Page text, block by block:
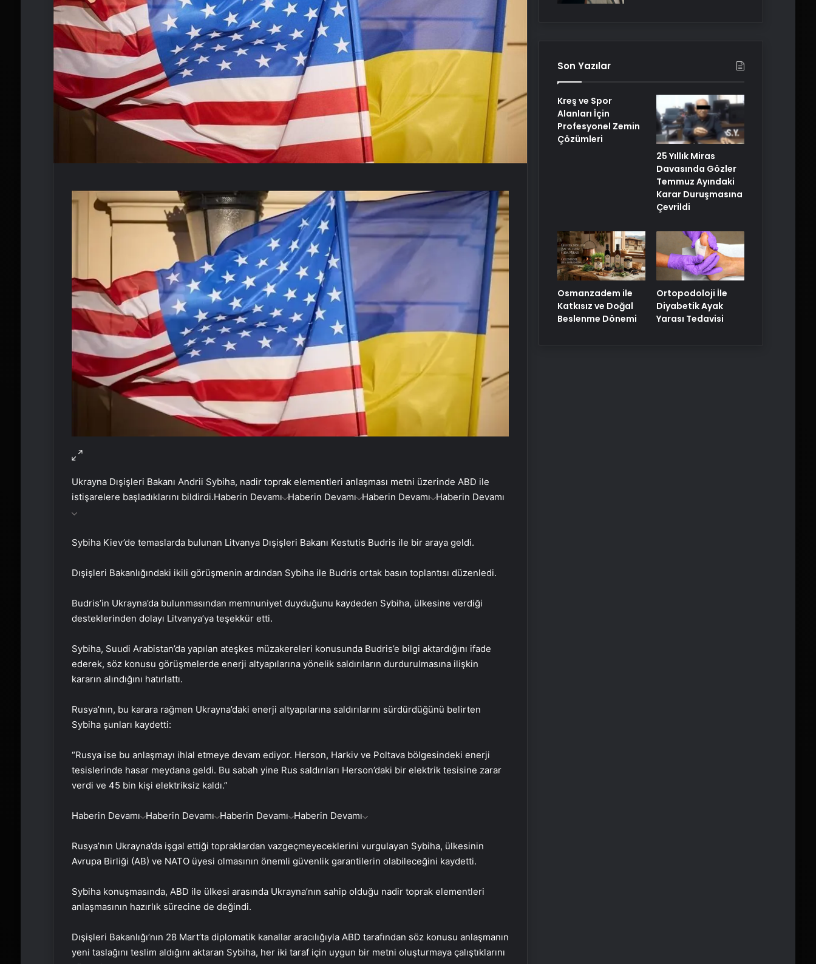
Ukrayna Dışişleri Bakanı Andrii Sybiha, nadir toprak elementleri anlaşması metni üzerinde ABD ile
istişarelere başladıklarını bildirdi.Haberin Devamı Haberin Devamı Haberin Devamı Haberin Devamı
Sybiha Kiev’de temaslarda bulunan Litvanya Dışişleri Bakanı Kestutis Budris ile bir araya geldi.
Dışişleri Bakanlığındaki ikili görüşmenin ardından Sybiha ile Budris ortak basın toplantısı düzenledi.
Budris’in Ukrayna’da bulunmasından memnuniyet duyduğunu kaydeden Sybiha, ülkesine verdiği
desteklerinden dolayı Litvanya’ya teşekkür etti.
Sybiha, Suudi Arabistan’da yapılan ateşkes müzakereleri konusunda Budris’e bilgi aktardığını ifade
ederek, söz konusu görüşmelerde enerji altyapılarına yönelik saldırıların durdurulmasına ilişkin
kararın alındığını hatırlattı.
Rusya’nın, bu karara rağmen Ukrayna’daki enerji altyapılarına saldırılarını sürdürdüğünü belirten
Sybiha şunları kaydetti:
“Rusya ise bu anlaşmayı ihlal etmeye devam ediyor. Herson, Harkiv ve Poltava bölgesindeki enerji
tesislerinde hasar meydana geldi. Bu sabah yine Rus saldırıları Herson’daki bir elektrik tesisine zarar
verdi ve 45 bin kişi elektriksiz kaldı.”
Haberin Devamı Haberin Devamı Haberin Devamı Haberin Devamı
Rusya’nın Ukrayna’da işgal ettiği topraklardan vazgeçmeyeceklerini vurgulayan Sybiha, ülkesinin
Avrupa Birliği (AB) ve NATO üyesi olmasının önemli güvenlik garantilerin olabileceğini kaydetti.
Sybiha konuşmasında, ABD ile ülkesi arasında Ukrayna’nın sahip olduğu nadir toprak elementleri
anlaşmasının hazırlık sürecine de değindi.
Dışişleri Bakanlığı’nın 28 Mart’ta diplomatik kanallar aracılığıyla ABD tarafından söz konusu anlaşmanın
yeni taslağını teslim aldığını aktaran Sybiha, her iki taraf için uygun bir metni oluşturmaya çalıştıklarını
Son Yazılar
Kreş ve Spor
Alanları İçin
Profesyonel Zemin
Çözümleri
25 Yıllık Miras
Davasında Gözler
Temmuz Ayındaki
Karar Duruşmasına
Çevrildi
Osmanzadem ile
Katkısız ve Doğal
Beslenme Dönemi
Ortopodoloji İle
Diyabetik Ayak
Yarası Tedavisi